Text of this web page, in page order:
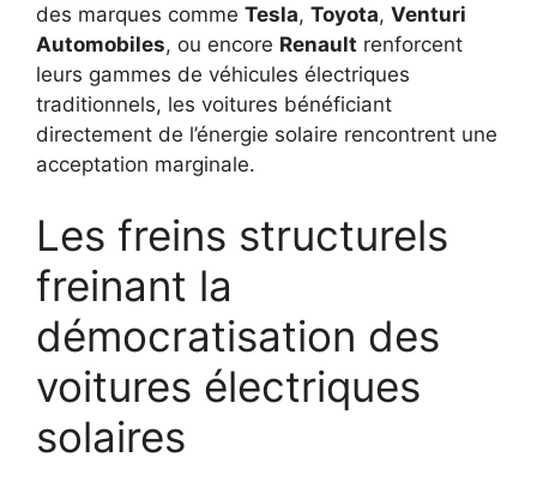
des marques comme Tesla, Toyota, Venturi
Automobiles, ou encore Renault renforcent
leurs gammes de véhicules électriques
traditionnels, les voitures bénéficiant
directement de l’énergie solaire rencontrent une
acceptation marginale.
Les freins structurels
freinant la
démocratisation des
voitures électriques
solaires